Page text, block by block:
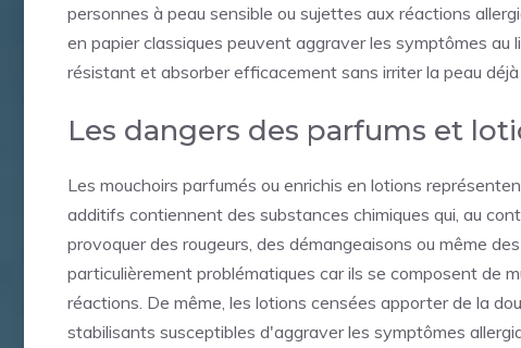
personnes à peau sensible ou sujettes aux réactions
en papier classiques peuvent aggraver les symptômes au
résistant et absorber efficacement sans irriter la peau déjà
Les dangers des parfums et
Les mouchoirs parfumés ou enrichis en lotions
additifs contiennent des substances chimiques qui, au
provoquer des rougeurs, des démangeaisons ou même
particulièrement problématiques car ils se composent de
réactions. De même, les lotions censées apporter de la
stabilisants susceptibles d'aggraver les symptômes